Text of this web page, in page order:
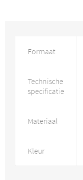
Formaat
Technische
specificatie
Materiaal
Kleur